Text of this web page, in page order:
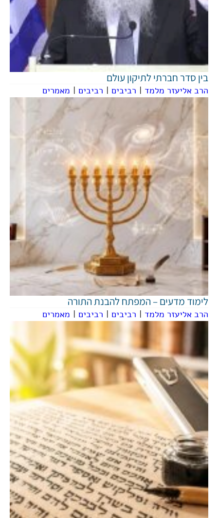
בין סדר חברתי לתיקון עולם
הרב אליעזר מלמד | רביבים | רביבים | מאמרים
לימוד מדעים – המפתח להבנת התורה
הרב אליעזר מלמד | רביבים | רביבים | מאמרים